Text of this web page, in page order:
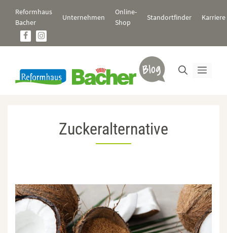
Inhalt
springen
Reformhaus
Bacher
Unternehmen
Online-
Shop
Standortfinder Karriere
Menü
Zuckeralternative